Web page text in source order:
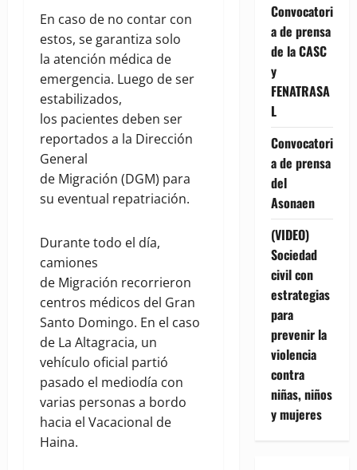
En caso de no contar con
estos, se garantiza solo
la atención médica de
emergencia. Luego de ser
estabilizados,
los pacientes deben ser
reportados a la Dirección
General
de Migración (DGM) para
su eventual repatriación.
Durante todo el día,
camiones
de Migración recorrieron
centros médicos del Gran
Santo Domingo. En el caso
de La Altagracia, un
vehículo oficial partió
pasado el mediodía con
varias personas a bordo
hacia el Vacacional de
Haina.
Convocatori
a de prensa
de la CASC
y
FENATRASA
L
Convocatori
a de prensa
del
Asonaen
(VIDEO)
Sociedad
civil con
estrategias
para
prevenir la
violencia
contra
niñas, niños
y mujeres